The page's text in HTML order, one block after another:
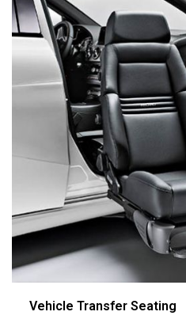
Vehicle Transfer Seating